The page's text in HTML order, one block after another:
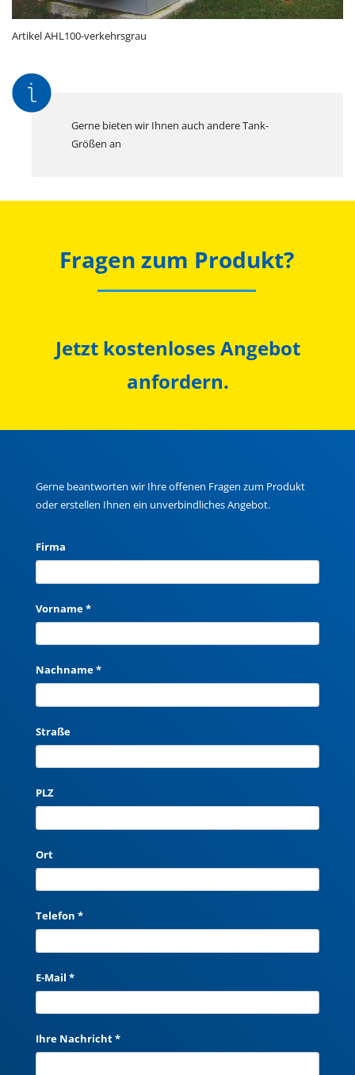
Artikel AHL100-verkehrsgrau
Gerne bieten wir Ihnen auch andere Tank-
Größen an
Fragen zum Produkt?
Jetzt kostenloses Angebot
anfordern.
Gerne beantworten wir Ihre offenen Fragen zum Produkt
oder erstellen Ihnen ein unverbindliches Angebot.
Firma
Vorname *
Nachname *
Straße
PLZ
Ort
Telefon *
E-Mail *
Ihre Nachricht *